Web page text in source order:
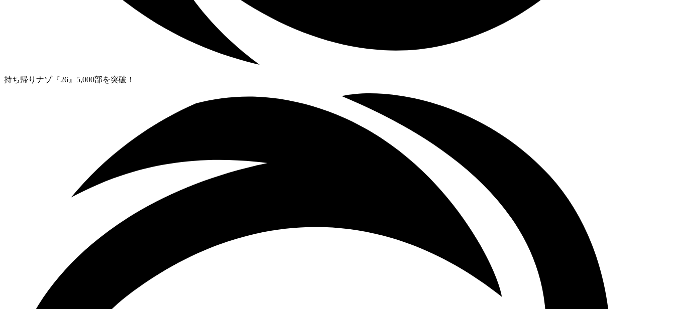
持ち帰りナゾ『26』5,000部を突破！